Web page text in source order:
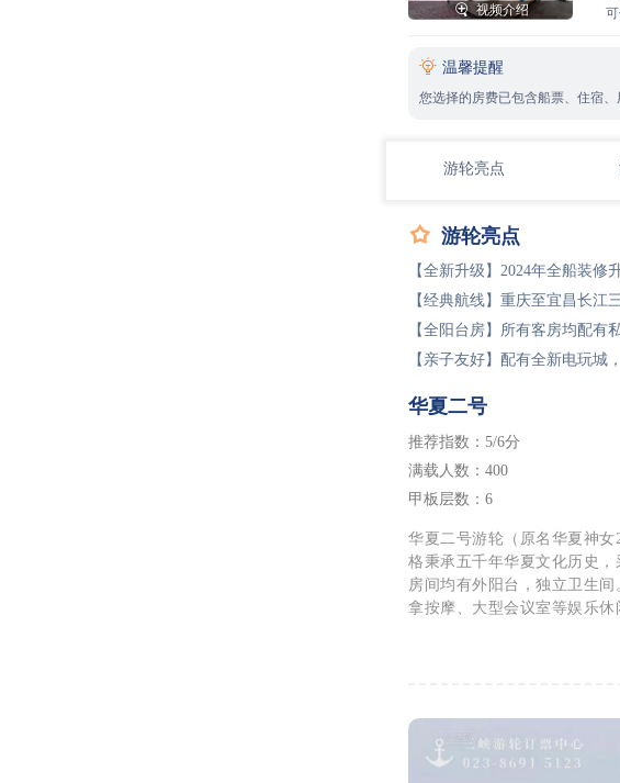
 视频介绍
 温馨提醒
您选择的房费已包含船票、住宿
游轮亮点
 游轮亮点
【全新升级】2024年全船装
【经典航线】重庆至宜昌长江
【全阳台房】所有客房均配
【亲子友好】配有全新电玩城
华夏二号
推荐指数：5/6分
满载人数：400
甲板层数：6
华夏二号游轮（原名华夏神
格秉承五千年华夏文化历史
房间均有外阳台，独立卫生
拿按摩、大型会议室等娱乐
察、婚庆、生日庆典、观光